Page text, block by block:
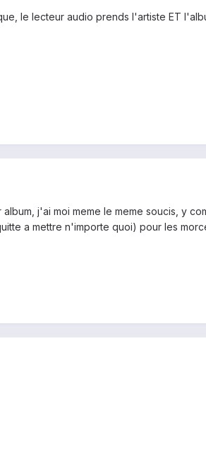
le lecteur audio prends l'artiste ET
j'ai moi meme le meme soucis, y
a mettre n'importe quoi) pour les